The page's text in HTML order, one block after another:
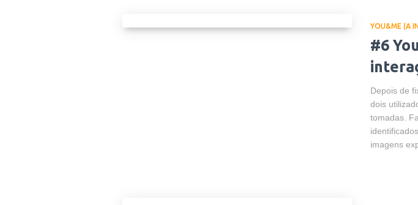
YOU&ME (A
#6
Depois de
dois
tomadas.
imagens